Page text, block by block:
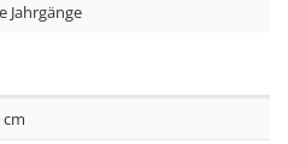
Jahrgänge
cm